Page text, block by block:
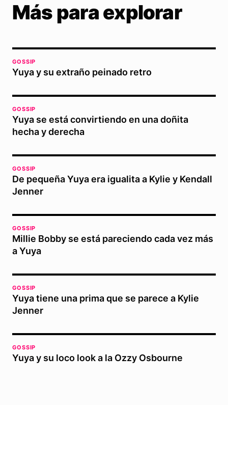
Más para explorar
GOSSIP
Yuya y su extraño peinado retro
GOSSIP
Yuya se está convirtiendo en una doñita
hecha y derecha
GOSSIP
De pequeña Yuya era igualita a Kylie y Kendall
Jenner
GOSSIP
Millie Bobby se está pareciendo cada vez más
a Yuya
GOSSIP
Yuya tiene una prima que se parece a Kylie
Jenner
GOSSIP
Yuya y su loco look a la Ozzy Osbourne